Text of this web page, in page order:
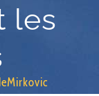
les